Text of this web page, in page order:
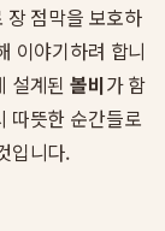
점막을 보호하
이야기하려 합니
설계된볼비가 함
따뜻한 순간들로
입니다.